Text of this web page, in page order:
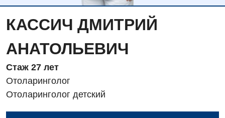
КАССИЧ ДМИТРИЙ
АНАТОЛЬЕВИЧ
Стаж 27 лет
Отоларинголог
Отоларинголог детский